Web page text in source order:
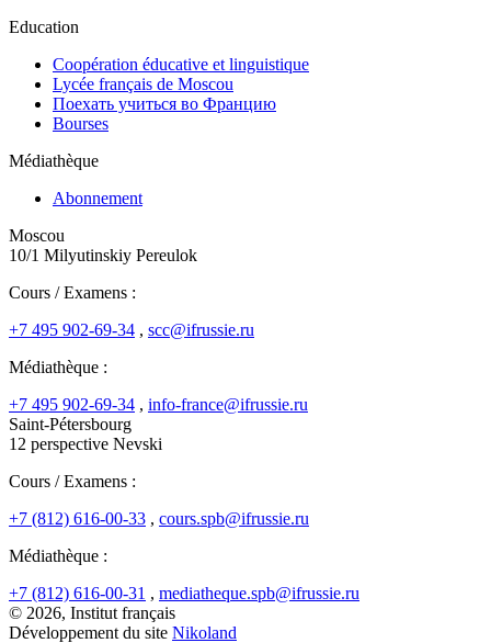
Education
Coopération éducative et linguistique
Lycée français de Moscou
Поехать учиться во Францию
Bourses
Médiathèque
Abonnement
Moscou
10/1 Milyutinskiy Pereulok
Cours / Examens :
+7 495 902-69-34 , scc@ifrussie.ru
Médiathèque :
+7 495 902-69-34 , info-france@ifrussie.ru
Saint-Pétersbourg
12 perspective Nevski
Cours / Examens :
+7 (812) 616-00-33 , cours.spb@ifrussie.ru
Médiathèque :
+7 (812) 616-00-31 , mediatheque.spb@ifrussie.ru
© 2026, Institut français
Développement du site Nikoland